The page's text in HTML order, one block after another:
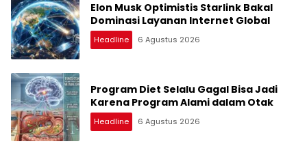
Elon Musk Optimistis Starlink Bakal
Dominasi Layanan Internet Global
Headline 6 Agustus 2026
Program Diet Selalu Gagal Bisa Jadi
Karena Program Alami dalam Otak
Headline 6 Agustus 2026